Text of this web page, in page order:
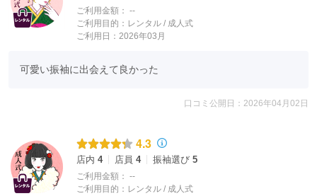
ご利用金額： --
ご利用目的： レンタル / 成人式
ご利用日：2026年03月
可愛い振袖に出会えて良かった
口コミ公開日：2026年04月02日
4.3
店内 4 店員 4 振袖選び 5
ご利用金額： --
ご利用目的： レンタル / 成人式